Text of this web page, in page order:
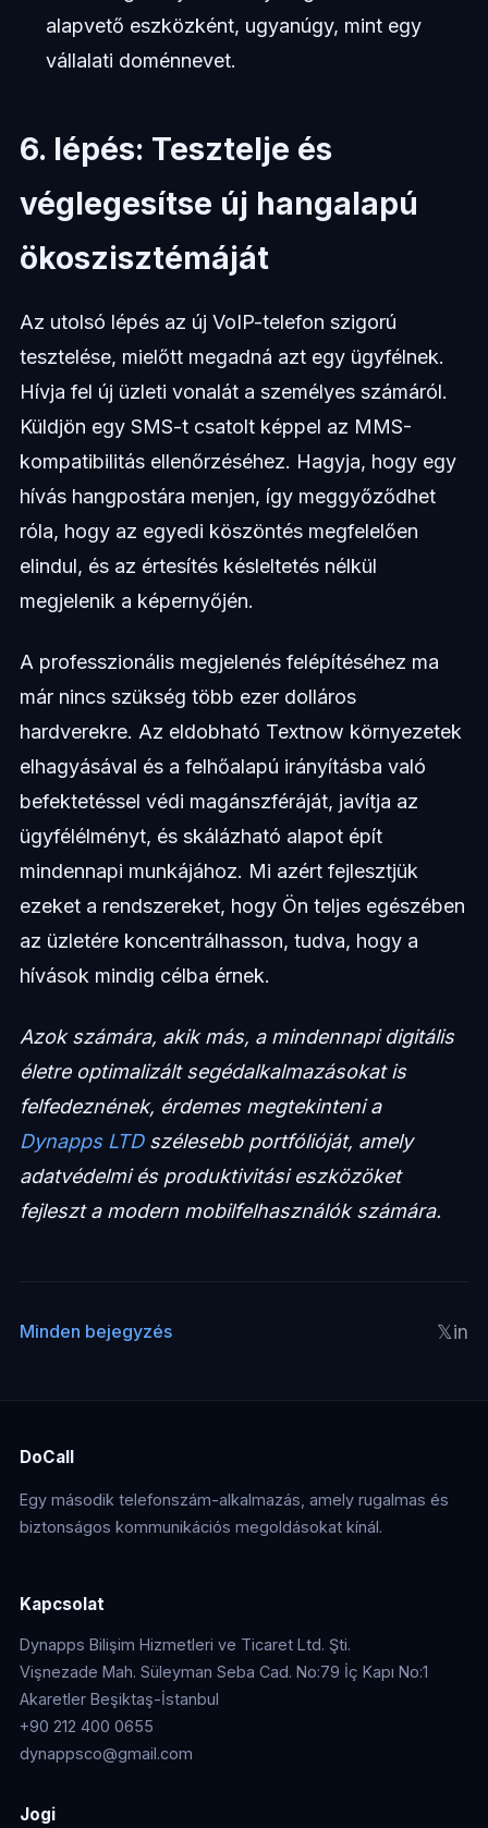
alapvető eszközként, ugyanúgy, mint egy
vállalati doménnevet.
6. lépés: Tesztelje és
véglegesítse új hangalapú
ökoszisztémáját
Az utolsó lépés az új VoIP-telefon szigorú
tesztelése, mielőtt megadná azt egy ügyfélnek.
Hívja fel új üzleti vonalát a személyes számáról.
Küldjön egy SMS-t csatolt képpel az MMS-
kompatibilitás ellenőrzéséhez. Hagyja, hogy egy
hívás hangpostára menjen, így meggyőződhet
róla, hogy az egyedi köszöntés megfelelően
elindul, és az értesítés késleltetés nélkül
megjelenik a képernyőjén.
A professzionális megjelenés felépítéséhez ma
már nincs szükség több ezer dolláros
hardverekre. Az eldobható Textnow környezetek
elhagyásával és a felhőalapú irányításba való
befektetéssel védi magánszféráját, javítja az
ügyfélélményt, és skálázható alapot épít
mindennapi munkájához. Mi azért fejlesztjük
ezeket a rendszereket, hogy Ön teljes egészében
az üzletére koncentrálhasson, tudva, hogy a
hívások mindig célba érnek.
Azok számára, akik más, a mindennapi digitális
életre optimalizált segédalkalmazásokat is
felfedeznének, érdemes megtekinteni a
Dynapps LTDszélesebb portfólióját, amely
adatvédelmi és produktivitási eszközöket
fejleszt a modern mobilfelhasználók számára.
Minden bejegyzés 𝕏in
DoCall
Egy második telefonszám-alkalmazás, amely rugalmas és
biztonságos kommunikációs megoldásokat kínál.
Kapcsolat
Dynapps Bilişim Hizmetleri ve Ticaret Ltd. Şti.
Vişnezade Mah. Süleyman Seba Cad. No:79 İç Kapı No:1
Akaretler Beşiktaş-İstanbul
+90 212 400 0655
dynappsco@gmail.com
Jogi